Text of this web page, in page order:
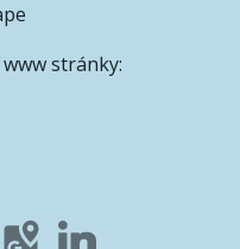
stránky: